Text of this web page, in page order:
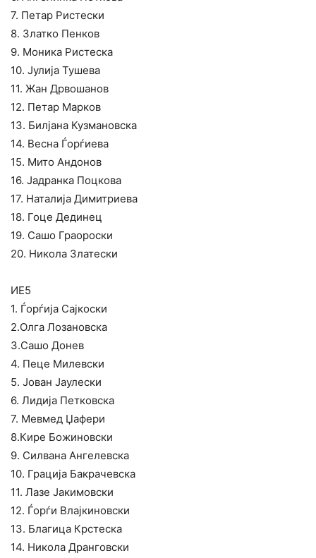
7. Петар Ристески
8. Златко Пенков
9. Моника Ристеска
10. Јулија Тушева
11. Жан Дрвошанов
12. Петар Марков
13. Билјана Кузмановска
14. Весна Ѓорѓиева
15. Мито Андонов
16. Јадранка Поцкова
17. Наталија Димитриева
18. Гоце Дединец
19. Сашо Граороски
20. Никола Златески
ИЕ5
1. Ѓорѓија Сајкоски
2.Олга Лозановска
3.Сашо Донев
4. Пеце Милевски
5. Јован Јаулески
6. Лидија Петковска
7. Мевмед Џафери
8.Кире Божиновски
9. Силвана Ангелевска
10. Грација Бакрачевска
11. Лазе Јакимовски
12. Ѓорѓи Влајкиновски
13. Благица Крстеска
14. Никола Дранговски